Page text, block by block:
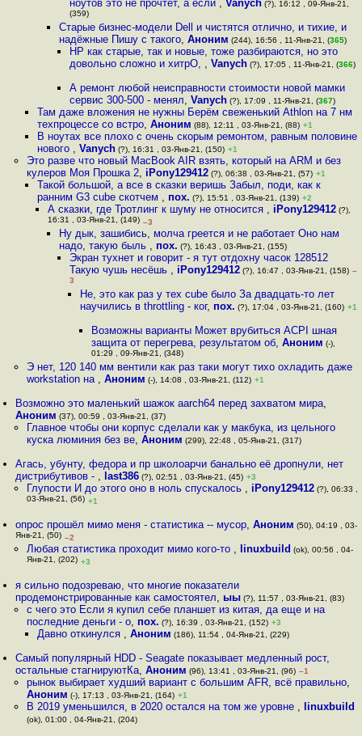
ноутов это не прочтет, а если , Vanych(?), 16:12 , 09-Янв-21,
(359)
Старые бизнес-модели Dell и чистятся отлично, и тихие, и
надёжные Пишу с такого, Аноним (244), 16:56 , 11-Янв-21, (365)
HP как старые, так и новые, тоже разбираются, но это
довольно сложно и хитрО, , Vanych(?), 17:05 , 11-Янв-21, (366)
А ремонт любой неисправности стоимости новой мамки
сервис 300-500 - менял, Vanych(?), 17:09 , 11-Янв-21, (367)
Там даже вложения не нужны Берём свеженький Athlon на 7 нм
техпроцессе со встро, Аноним (88), 12:11 , 03-Янв-21, (88) +1
В ноутах все плохо с очень скорым ремонтом, равным половине
нового , Vanych(?), 16:31 , 03-Янв-21, (150) +1
Это разве что новый MacBook AIR взять, который на ARM и без
кулеров Моя Прошка 2, iPony129412(?), 06:38 , 03-Янв-21, (57) +1
Такой большой, а все в сказки веришь Забыл, поди, как к
ранним G3 cube скотчем , пох. (?), 15:51 , 03-Янв-21, (139) +2
А сказки, где Тротлинг к шуму не относится , iPony129412 (?),
16:31 , 03-Янв-21, (149) –3
Ну дык, зашибись, молча греется и не работает Оно нам
надо, такую быль , пох. (?), 16:43 , 03-Янв-21, (155)
Экран тухнет и говорит - я тут отдохну часок 128512
Такую чушь несёшь , iPony129412(?), 16:47 , 03-Янв-21, (158) –
3
Не, это как раз у тех cube было За двадцать-то лет
научились в throttling - ког, пох. (?), 17:04 , 03-Янв-21, (160) +1
Возможны варианты Может врубиться ACPI шная
защита от перегрева, результатом об, Аноним (-),
01:29 , 09-Янв-21, (348)
Э нет, 120 140 мм вентили как раз таки могут тихо охладить даже
workstation на , Аноним (-), 14:08 , 03-Янв-21, (112) +1
Возможно это маленький шажок aarch64 перед захватом мира,
Аноним (37), 00:59 , 03-Янв-21, (37)
Главное чтобы они корпус сделали как у макбука, из цельного
куска люминия без ве, Аноним (299), 22:48 , 05-Янв-21, (317)
Агась, убунту, федора и пр школоарчи банально её дропнули, нет
дистрибутивов - , last386 (?), 02:51 , 03-Янв-21, (45) +3
Глупости И до этого оно в ноль спускалось , iPony129412(?), 06:33 ,
03-Янв-21, (56) +1
опрос прошёл мимо меня - статистика -- мусор,Аноним (50), 04:19 , 03-
Янв-21, (50) –2
Любая статистика проходит мимо кого-то , linuxbuild (ok), 00:56 , 04-
Янв-21, (202) +3
я сильно подозреваю, что многие показатели
продемонстрированные как самостоятел, ыы (?), 11:57 , 03-Янв-21, (83)
с чего это Если я купил себе планшет из китая, да еще и на
последние деньги - о, пох. (?), 16:39 , 03-Янв-21, (152) +3
Давно откинулся , Аноним (186), 11:54 , 04-Янв-21, (229)
Самый популярный HDD - Seagate показывает медленный рост,
остальные стагнируютКа,Аноним (96), 13:41 , 03-Янв-21, (96) –1
рынок выбирает худший вариант с большим AFR, всё правильно,
Аноним (-), 17:13 , 03-Янв-21, (164) +1
В 2019 уменьшился, в 2020 остался на том же уровне , linuxbuild
(ok), 01:00 , 04-Янв-21, (204)